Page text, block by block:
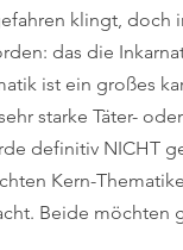
klingt, doch
das die
ist ein großes
starke Täter-
definitiv NICHT
Kern-
Beide